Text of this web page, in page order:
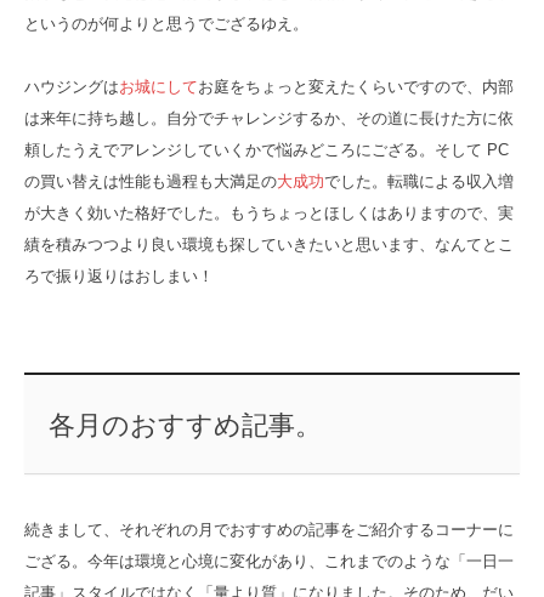
というのが何よりと思うでござるゆえ。
ハウジングはお城にしてお庭をちょっと変えたくらいですので、内部
は来年に持ち越し。自分でチャレンジするか、その道に長けた方に依
頼したうえでアレンジしていくかで悩みどころにござる。そして PC
の買い替えは性能も過程も大満足の大成功でした。転職による収入増
が大きく効いた格好でした。もうちょっとほしくはありますので、実
績を積みつつより良い環境も探していきたいと思います、なんてとこ
ろで振り返りはおしまい！
各月のおすすめ記事。
続きまして、それぞれの月でおすすめの記事をご紹介するコーナーに
ござる。今年は環境と心境に変化があり、これまでのような「一日一
記事」スタイルではなく「量より質」になりました。そのため、だい